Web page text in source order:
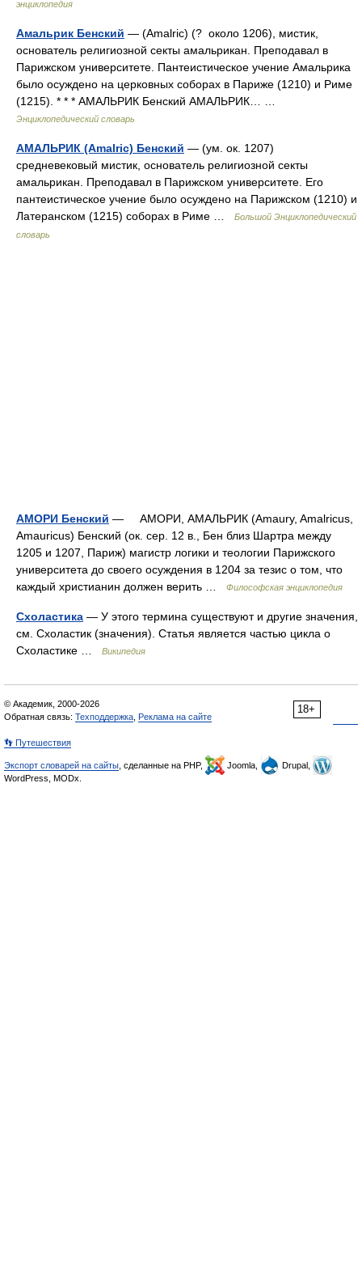
энциклопедия
Амальрик Бенский — (Amalric) (? около 1206), мистик,
основатель религиозной секты амальрикан. Преподавал в
Парижском университете. Пантеистическое учение Амальрика
было осуждено на церковных соборах в Париже (1210) и Риме
(1215). * * * АМАЛЬРИК Бенский АМАЛЬРИК… …
Энциклопедический словарь
АМАЛЬРИК (Amalric) Бенский — (ум. ок. 1207)
средневековый мистик, основатель религиозной секты
амальрикан. Преподавал в Парижском университете. Его
пантеистическое учение было осуждено на Парижском (1210) и
Латеранском (1215) соборах в Риме …
Большой Энциклопедический
словарь
АМОРИ Бенский — АМОРИ, АМАЛЬРИК (Amaury, Amalricus,
Amauricus) Бенский (ок. сер. 12 в., Бен близ Шартра между
1205 и 1207, Париж) магистр логики и теологии Парижского
университета до своего осуждения в 1204 за тезис о том, что
каждый христианин должен верить …
Философская энциклопедия
Схоластика — У этого термина существуют и другие значения,
см. Схоластик (значения). Статья является частью цикла о
Схоластике …
Википедия
18+
© Академик, 2000-2026
Обратная связь: Техподдержка Реклама на сайте
👣 Путешествия
Экспорт словарей на сайты , сделанные на PHP, Joomla,
Drupal,
WordPress, MODx.